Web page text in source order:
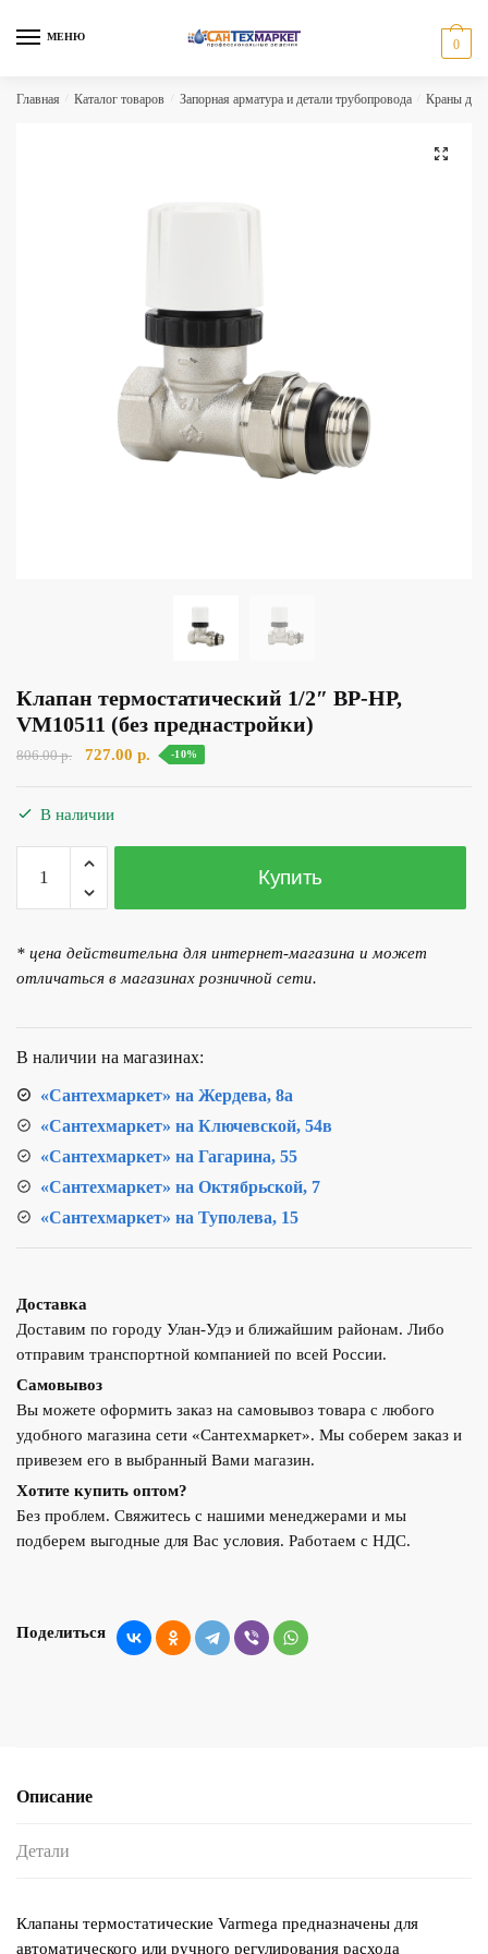
МЕНЮ
0
Главная Каталог товаров Запорная арматура и детали трубопровода Краны для
🔍
Клапан термостатический 1/2″ ВР-НР,
VM10511 (без преднастройки)
806.00р.
Первоначальная
727.00 р. Текущая
-10%
В наличии
Количество
товара
Клапан
1/2"
ВР-
(без
преднастройки)
Купить
* цена действительна для интернет-магазина и может
отличаться в магазинах розничной сети.
В наличии на магазинах:
«Сантехмаркет» на Жердева, 8а
«Сантехмаркет» на Ключевской, 54в
«Сантехмаркет» на Гагарина, 55
«Сантехмаркет» на Октябрьской, 7
«Сантехмаркет» на Туполева, 15
Доставка
Доставим по городу Улан-Удэ и ближайшим районам. Либо
отправим транспортной компанией по всей России.
Самовывоз
Вы можете оформить заказ на самовывоз товара с любого
удобного магазина сети «Сантехмаркет». Мы соберем заказ и
привезем его в выбранный Вами магазин.
Хотите купить оптом?
Без проблем. Свяжитесь с нашими менеджерами и мы
подберем выгодные для Вас условия. Работаем с НДС.
Поделиться
Описание
Детали
Клапаны термостатические Varmega предназначены для
автоматического или ручного регулирования расхода